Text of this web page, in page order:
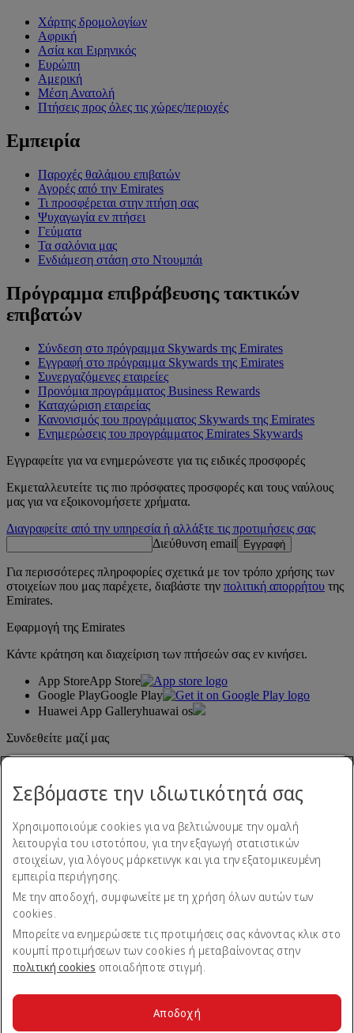
Χάρτης δρομολογίων
Αφρική
Ασία και Ειρηνικός
Ευρώπη
Αμερική
Μέση Ανατολή
Πτήσεις προς όλες τις χώρες/περιοχές
Εμπειρία
Παροχές θαλάμου επιβατών
Αγορές από την Emirates
Τι προσφέρεται στην πτήση σας
Ψυχαγωγία εν πτήσει
Γεύματα
Τα σαλόνια μας
Ενδιάμεση στάση στο Ντουμπάι
Πρόγραμμα επιβράβευσης τακτικών
επιβατών
Σύνδεση στο πρόγραμμα Skywards της Emirates
Εγγραφή στο πρόγραμμα Skywards της Emirates
Συνεργαζόμενες εταιρείες
Προνόμια προγράμματος Business Rewards
Καταχώριση εταιρείας
Κανονισμός του προγράμματος Skywards της Emirates
Ενημερώσεις του προγράμματος Emirates Skywards
Εγγραφείτε για να ενημερώνεστε για τις ειδικές προσφορές
Εκμεταλλευτείτε τις πιο πρόσφατες προσφορές και τους ναύλους
μας για να εξοικονομήσετε χρήματα.
Διαγραφείτε από την υπηρεσία ή αλλάξτε τις προτιμήσεις σας
Διεύθυνση email
Εγγραφή
Για περισσότερες πληροφορίες σχετικά με τον τρόπο χρήσης των
στοιχείων που μας παρέχετε, διαβάστε την πολιτική απορρήτου της
Emirates.
Εφαρμογή της Emirates
Κάντε κράτηση και διαχείριση των πτήσεών σας εν κινήσει.
App StoreApp Store
Google PlayGoogle Play
Huawei App Galleryhuawai os
Συνδεθείτε μαζί μας
Δήλωση προσβασιμότητας
Επικοινωνήστε μαζί μας
Πολιτική απορρήτου
Όροι και προϋποθέσεις
Πολιτική cookies
Ασφάλεια στον κυβερνοχώρο
Σεβόμαστε την ιδιωτικότητά σας
Χρησιμοποιούμε cookies για να βελτιώνουμε την ομαλή
λειτουργία του ιστοτόπου, για την εξαγωγή στατιστικών
στοιχείων, για λόγους μάρκετινγκ και για την εξατομικευμένη
εμπειρία περιήγησης.
Με την αποδοχή, συμφωνείτε με τη χρήση όλων αυτών των
cookies.
Μπορείτε να ενημερώσετε τις προτιμήσεις σας κάνοντας κλικ στο
κουμπί προτιμήσεων των cookies ή μεταβαίνοντας στην
πολιτική cookies οποιαδήποτε στιγμή.
Αποδοχή